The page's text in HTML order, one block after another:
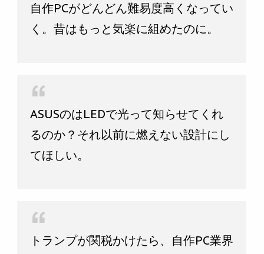
自作PCがどんどん難易度高くなってい
く。昔はもっと気楽に組めたのに。
ASUSのはLEDで光って知らせてくれ
るのか？それ以前に燃えない設計にし
てほしい。
トランプが関税かけたら、自作PC業界